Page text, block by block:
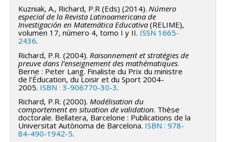
épistémique.
Hypothèse directrice
Le programme repose sur l’idée que l’IA introduit une
pluralité de régimes cognitifs et épistémiques dont la
mise en tension transforme la nature du travail
mathématique.
Cette dynamique est décrite par la notion de
contrepoint technologique, selon laquelle la
connaissance émerge de l’interaction entre différents
Kuzniak, A., Richard, P.R (Eds) (2014). Número
especial de la Revista Latinoamericana de
Investigación en Matemática Educativa (RELIME),
volumen 17, número 4, tomo I y II. ISSN 1665-
2436.
Richard, P.R. (2004). Raisonnement et stratégies de
preuve dans l’enseignement des mathématiques.
Berne : Peter Lang. Finaliste du Prix du ministre
de l'Éducation, du Loisir et du Sport 2004-
2005. ISBN : 3-906770-30-3.
Richard, P.R. (2000). Modélisation du
comportement en situation de validation. Thèse
doctorale. Bellatera, Barcelone : Publications de la
Universitat Autònoma de Barcelona. ISBN : 978-
84-490-1942-5.